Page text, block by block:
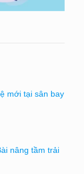
mới tại sân bay
nâng tầm trải